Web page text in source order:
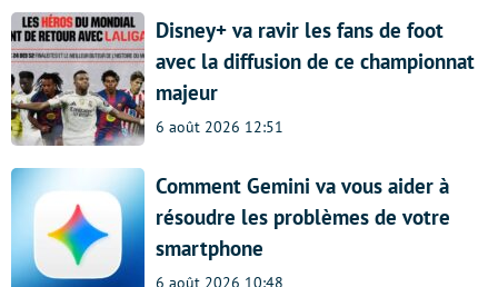
Disney+ va ravir les fans de foot
avec la diffusion de ce championnat
majeur
6 août 2026 12:51
Comment Gemini va vous aider à
résoudre les problèmes de votre
smartphone
6 août 2026 10:48